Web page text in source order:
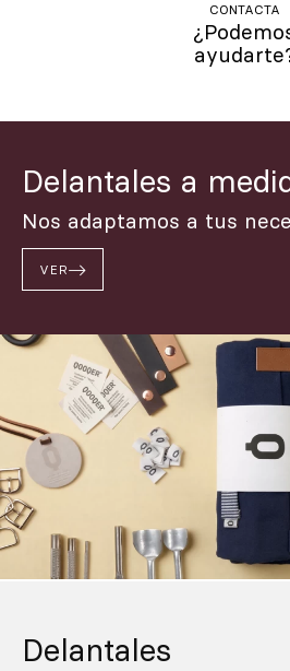
CONTACTA
Delantales a
Nos adaptamos a tus
VER
Delantales